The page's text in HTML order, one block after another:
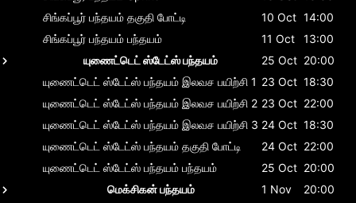
சிங்கப்பூர் பந்தயம் தகுதி போட்டி 10 Oct 14:00
சிங்கப்பூர் பந்தயம் பந்தயம் 11 Oct
13:00
யுணைட்டெட் ஸ்டேட்ஸ் பந்தயம்
25 Oct 20:00
யுணைட்டெட் ஸ்டேட்ஸ் பந்தயம் இலவச பயிற்சி 1 23 Oct 18:30
யுணைட்டெட் ஸ்டேட்ஸ் பந்தயம் இலவச பயிற்சி 2 23 Oct 22:00
யுணைட்டெட் ஸ்டேட்ஸ் பந்தயம் இலவச பயிற்சி 3 24 Oct 18:30
யுணைட்டெட் ஸ்டேட்ஸ் பந்தயம் தகுதி போட்டி 24 Oct 22:00
யுணைட்டெட் ஸ்டேட்ஸ் பந்தயம் பந்தயம் 25 Oct 20:00
மெக்சிகன் பந்தயம்
1 Nov 20:00